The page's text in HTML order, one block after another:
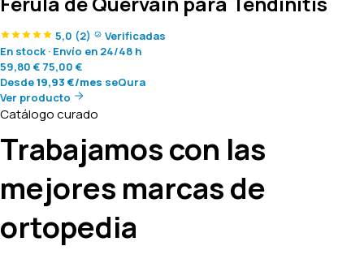
5,0 (2)
Verificadas
En stock · Envío en 24/48 h
59,80 € 75,00 €
Desde19,93 €/mes seQura
Ver producto
Catálogo curado
Trabajamos con las
mejores marcas de
ortopedia